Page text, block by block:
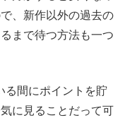
、新作以外の過去の
まで待つ方法も一つ
る間にポイントを貯
に見ることだって可